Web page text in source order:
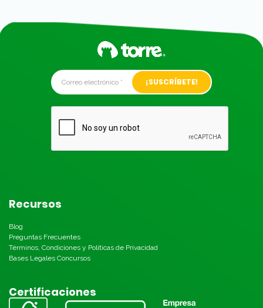
Alternative:
Recursos
Blog
Preguntas Frecuentes
Términos, Condiciones y Políticas de Privacidad
Bases Legales Concursos
Certificaciones